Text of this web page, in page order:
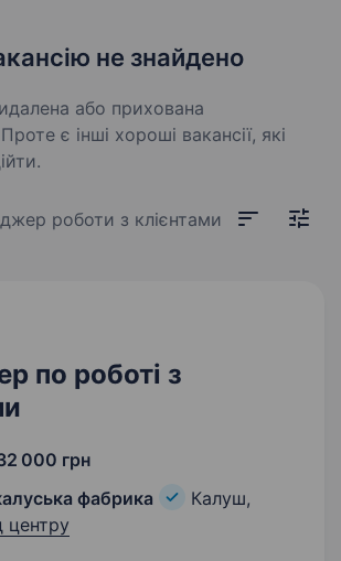
не знайдено
або прихована
є інші хороші вакансії, які
роботи з клієнтами
по роботі з
000 грн
фабрика
Калуш,
центру